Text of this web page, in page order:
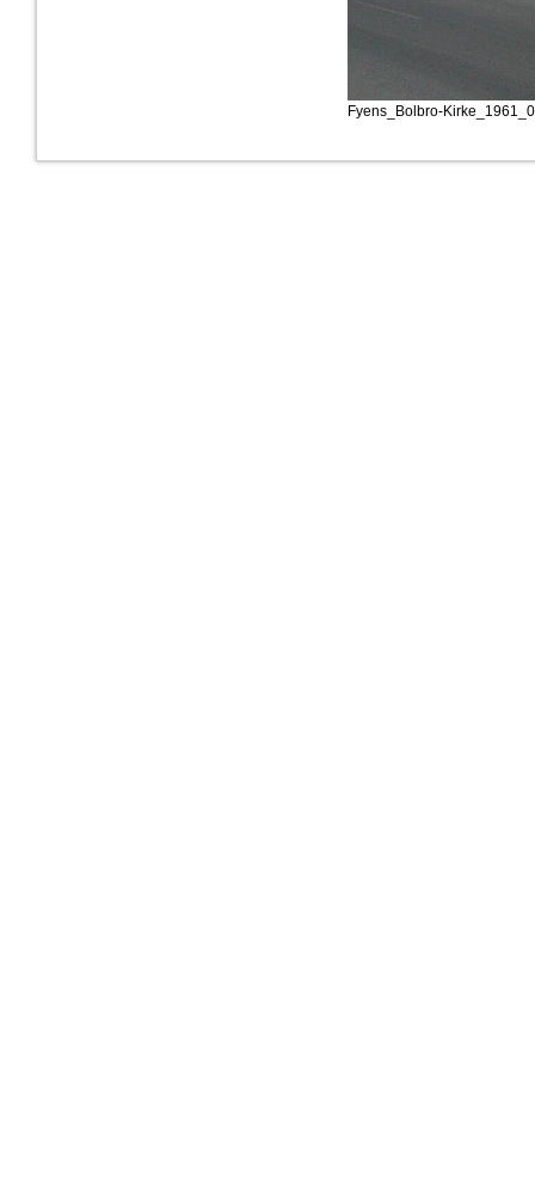
Fyens_Bolbro-